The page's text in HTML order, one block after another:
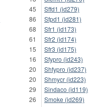
45
86
68
61
15
16
20
20
29
26
Sffd1 (id279)
Sfpd1 (id281)
Sfr1 (id173)
Sfr2 (id174)
Sfr3 (id175)
Sfypro (id243)
Shfypro (id237)
Shmycr (id223)
Sindaco (id119)
Smoke (id269)